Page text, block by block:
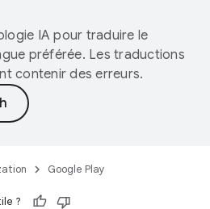
IA pour traduire le
préférée. Les traductions
contenir des erreurs.
Google Play
?